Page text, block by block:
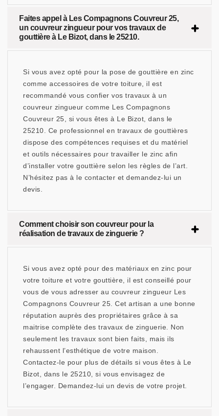
Faites appel à Les Compagnons Couvreur 25,
un couvreur zingueur pour vos travaux de
gouttière à Le Bizot, dans le 25210.
Si vous avez opté pour la pose de gouttière en zinc
comme accessoires de votre toiture, il est
recommandé vous confier vos travaux à un
couvreur zingueur comme Les Compagnons
Couvreur 25, si vous êtes à Le Bizot, dans le
25210. Ce professionnel en travaux de gouttières
dispose des compétences requises et du matériel
et outils nécessaires pour travailler le zinc afin
d’installer votre gouttière selon les règles de l’art.
N’hésitez pas à le contacter et demandez-lui un
devis.
Comment choisir son couvreur pour la
réalisation de travaux de zinguerie ?
Si vous avez opté pour des matériaux en zinc pour
votre toiture et votre gouttière, il est conseillé pour
vous de vous adresser au couvreur zingueur Les
Compagnons Couvreur 25. Cet artisan a une bonne
réputation auprès des propriétaires grâce à sa
maitrise complète des travaux de zinguerie. Non
seulement les travaux sont bien faits, mais ils
rehaussent l’esthétique de votre maison.
Contactez-le pour plus de détails si vous êtes à Le
Bizot, dans le 25210, si vous envisagez de
l’engager. Demandez-lui un devis de votre projet.